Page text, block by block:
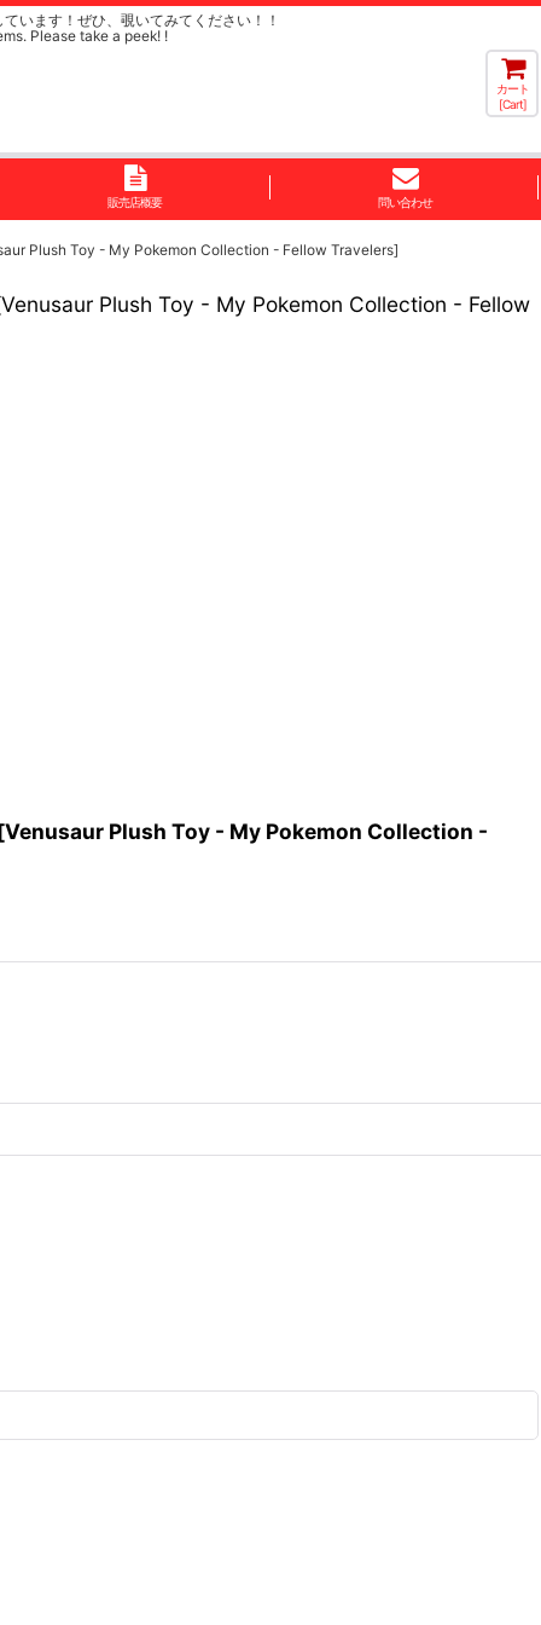
います！ぜひ、覗いてみてください！！
Please take a peek! !
カート
[Cart]
販売店概要 問い合わせ
Plush Toy - My Pokemon Collection - Fellow Travelers]
Plush Toy - My Pokemon Collection - Fellow
Plush Toy - My Pokemon Collection -